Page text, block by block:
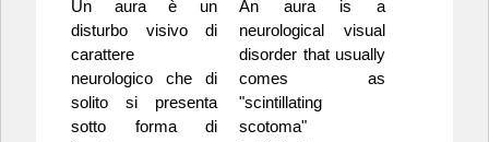
Un aura è un
disturbo visivo di
carattere
neurologico che di
solito si presenta
sotto forma di
An aura is a
neurological visual
disorder that usually
comes as
"scintillating
scotoma"